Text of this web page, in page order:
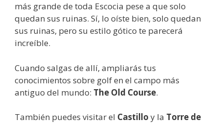
más grande de toda Escocia pese a que solo
quedan sus ruinas. Sí, lo oíste bien, solo quedan
sus ruinas, pero su estilo gótico te parecerá
increíble.
Cuando salgas de allí, ampliarás tus
conocimientos sobre golf en el campo más
antiguo del mundo: The Old Course.
También puedes visitar el Castillo y la Torre de